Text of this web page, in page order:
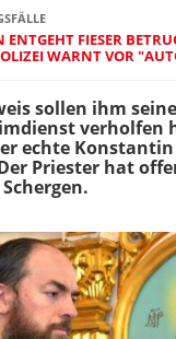
FIESER
WARNT VOR
sollen ihm
verholfen
echte
Priester hat